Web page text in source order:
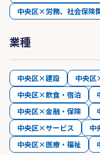
中央区×労務、社会保険
業種
中央区×建設 中央
中央区×飲食・宿泊
中央区×金融・保険
中央区×サービス
中
中央区×医療・福祉